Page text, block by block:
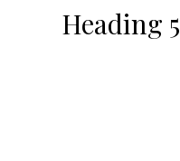
Heading 5